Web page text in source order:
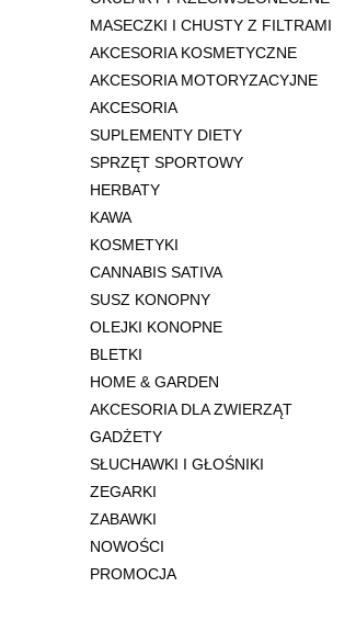
MASECZKI I CHUSTY Z FILTRAMI
AKCESORIA KOSMETYCZNE
AKCESORIA MOTORYZACYJNE
AKCESORIA
SUPLEMENTY DIETY
SPRZĘT SPORTOWY
HERBATY
KAWA
KOSMETYKI
CANNABIS SATIVA
SUSZ KONOPNY
OLEJKI KONOPNE
BLETKI
HOME & GARDEN
AKCESORIA DLA ZWIERZĄT
GADŻETY
SŁUCHAWKI I GŁOŚNIKI
ZEGARKI
ZABAWKI
NOWOŚCI
PROMOCJA